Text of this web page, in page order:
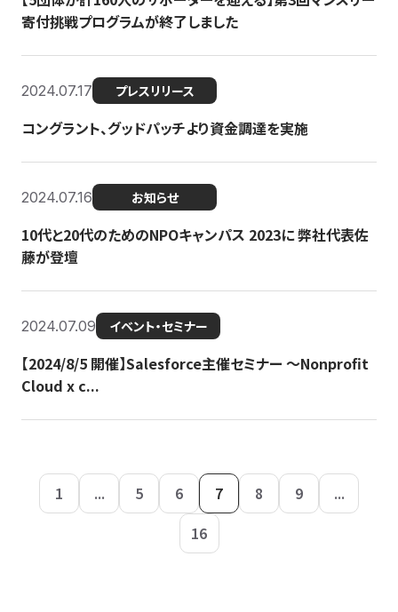
寄付挑戦プログラムが終了しました
2024.07.17 プレスリリース
コングラント、グッドパッチより資金調達を実施
2024.07.16 お知らせ
10代と20代のためのNPOキャンパス 2023に 弊社代表佐
藤が登壇
2024.07.09 イベント・セミナー
【2024/8/5 開催】Salesforce主催セミナー 〜Nonprofit
Cloud x c...
1 ... 5 6 7 8 9
...
16